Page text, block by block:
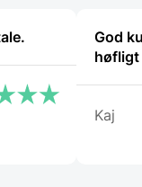
God
høfligt
Kaj